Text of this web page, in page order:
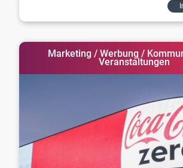
Marketing / Werbung /
Veranstaltungen